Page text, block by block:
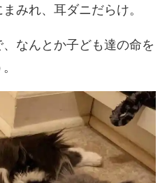
みれ、耳ダニだらけ。
なんとか子ども達の命を